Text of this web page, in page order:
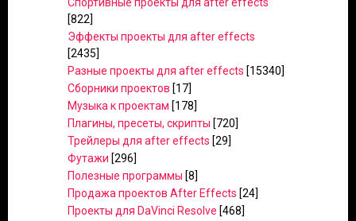
[822]
Эффекты проекты для after effects
[2435]
Разные проекты для after effects [15340]
Сборники проектов [17]
Музыка к проектам [178]
Плагины, пресеты, скрипты [720]
Трейлеры для after effects [29]
Футажи [296]
Полезные программы [8]
Продажа проектов After Effects [24]
Проекты для DaVinci Resolve [468]